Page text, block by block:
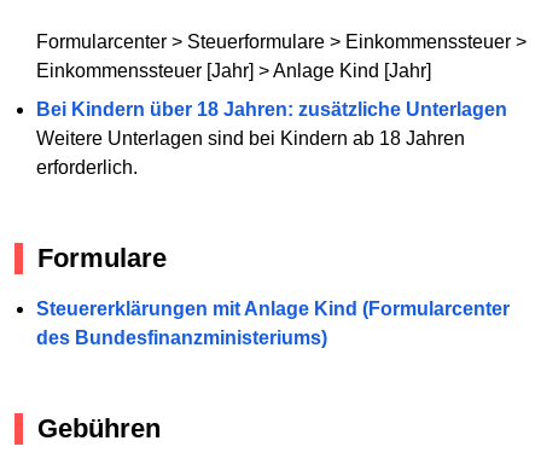
Formularcenter > Steuerformulare > Einkommenssteuer >
Einkommenssteuer [Jahr] > Anlage Kind [Jahr]
Bei Kindern über 18 Jahren: zusätzliche Unterlagen
Weitere Unterlagen sind bei Kindern ab 18 Jahren
erforderlich.
Formulare
Steuererklärungen mit Anlage Kind (Formularcenter
des Bundesfinanzministeriums)
Gebühren